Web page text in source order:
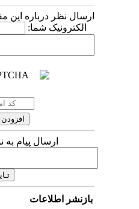
ارسال نظر درباره این
الکترونیک شما:
ارسال پیام به
بازنشر اطلاعات